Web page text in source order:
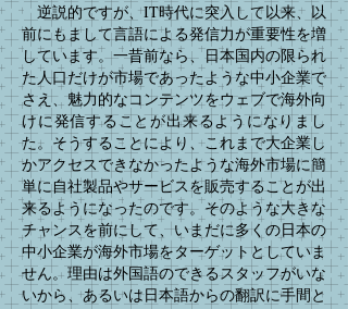
​ 逆説的ですが、IT時代に突入して以来、以
前にもまして言語による発信力が重要性を増
しています。一昔前なら、日本国内の限られ
た人口だけが市場であったような中小企業で
さえ、魅力的なコンテンツをウェブで海外向
けに発信することが出来るようになりまし
た。そうすることにより、これまで大企業し
かアクセスできなかったような海外市場に簡
単に自社製品やサービスを販売することが出
来るようになったのです。そのような大きな
チャンスを前にして、いまだに多くの日本の
中小企業が海外市場をターゲットとしていま
せん。理由は外国語のできるスタッフがいな
いから、あるいは日本語からの翻訳に手間と